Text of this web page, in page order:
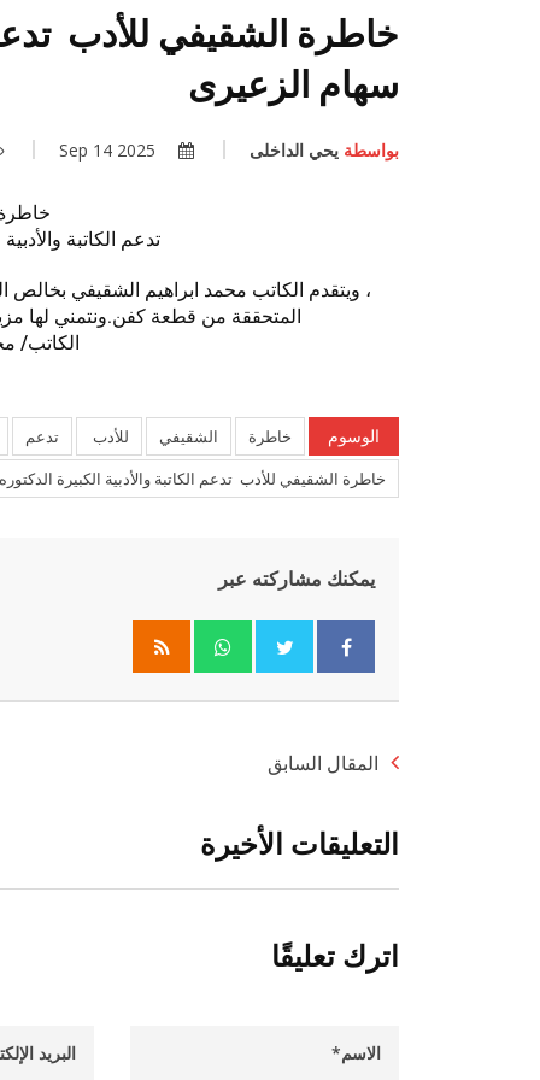
خاطرة الشقيفي للأدب تدعم
سهام الزعيرى
بواسطة يحي الداخلى
تدعم الكاتبة
، ويتقدم الكاتب محمد ابراهيم الشقيفي بخالص
المتحققة من قطعة كفن.ونتمني لها
الكاتب/
الوسوم خاطرة الشقيفي للأدب تدعم
خاطرة الشقيفي للأدب تدعم الكاتبة والأدبية الكبيرة
يمكنك مشاركته عبر
Whatsapp
المقال السابق
التعليقات الأخيرة
اترك تعليقًا